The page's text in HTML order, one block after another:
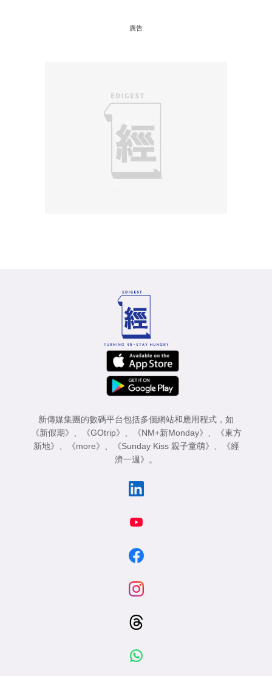
廣告
新傳媒集團的數碼平台包括多個網站和應用程式，如
《新假期》 、 《GOtrip》 、 《NM+新Monday》 、
《東方
新地》 、 《more》 、 《Sunday Kiss 親子童萌》 、
《經
濟一週》 。